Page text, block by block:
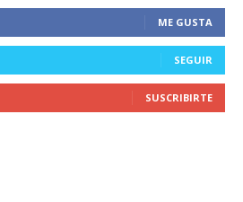
ME GUSTA
SEGUIR
SUSCRIBIRTE